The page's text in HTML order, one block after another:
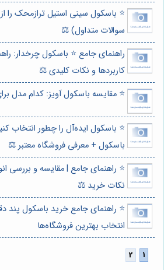
⭐️ باسکول سینی استیل ترازمحک را
سوالات متداول) ⚖️
راهنمای جامع ⭐️ باسکول چرخدار:
کاربردها و نکات کلیدی ⚖️
⭐️ مقایسه باسکول آویز: کدام مدل
⭐️ باسکول ایده‌آل را چطور انتخاب
باسکول + معرفی فروشگاه معتبر ⚖️
⭐️ راهنمای جامع | مقایسه و بررسی
نکات خرید ⚖️
⭐️ راهنمای جامع خرید باسکول پند
انتخاب بهترین فروشگاه‌ها